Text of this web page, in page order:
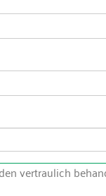
vertraulich